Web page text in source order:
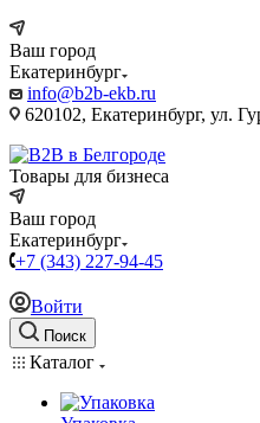
Ваш город
Екатеринбург
info@b2b-ekb.ru
620102, Екатеринбург, ул.
Товары для бизнеса
Ваш город
Екатеринбург
+7 (343) 227-94-45
Войти
Поиск
Каталог